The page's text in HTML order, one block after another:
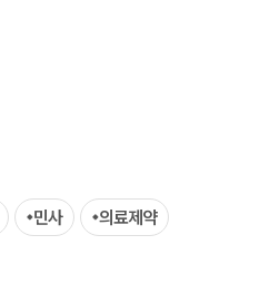
로펌
민사
의료제약